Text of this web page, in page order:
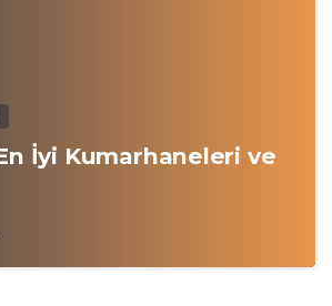
İyi Kumarhaneleri ve